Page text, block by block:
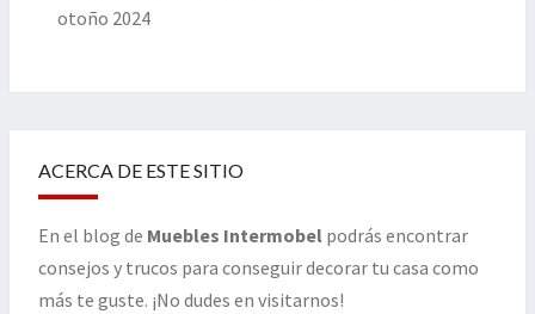
otoño 2024
ACERCA DE ESTE SITIO
En el blog de Muebles Intermobel podrás encontrar
consejos y trucos para conseguir decorar tu casa como
más te guste. ¡No dudes en visitarnos!